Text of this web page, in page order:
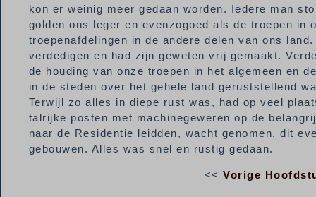
kon er weinig meer gedaan worden. Iedere man
golden ons leger en evenzogoed als de troepen
troepenafdelingen in de andere delen van ons
verdedigen en had zijn geweten vrij gemaakt.
de houding van onze troepen in het algemeen en
in de steden over het gehele land geruststellend
Terwijl zo alles in diepe rust was, had op veel
talrijke posten met machinegeweren op de
naar de Residentie leidden, wacht genomen, dit
gebouwen. Alles was snel en rustig gedaan.
<< Vorige